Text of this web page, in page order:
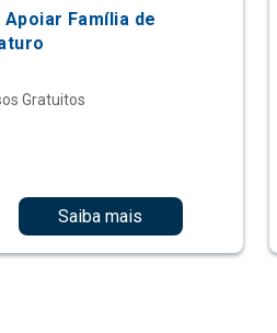
Apoiar Família de
Gratuitos
Saiba mais